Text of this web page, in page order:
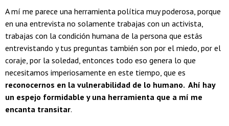
A mí me parece una herramienta política muy poderosa, porque
en una entrevista no solamente trabajas con un activista,
trabajas con la condición humana de la persona que estás
entrevistando y tus preguntas también son por el miedo, por el
coraje, por la soledad, entonces todo eso genera lo que
necesitamos imperiosamente en este tiempo, que es
reconocernos en la vulnerabilidad de lo humano. Ahí hay
un espejo formidable y una herramienta que a mí me
encanta transitar.